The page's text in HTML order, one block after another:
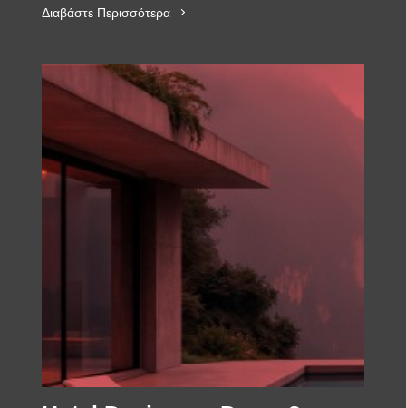
Διαβάστε Περισσότερα